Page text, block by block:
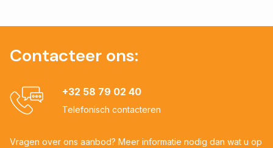
Contacteer ons:
+32 58 79 02 40
Telefonisch contacteren
Vragen over ons aanbod? Meer informatie nodig dan wat u op